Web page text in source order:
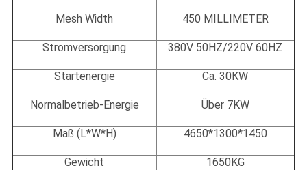
Mesh Width 450 MILLIMETER
Stromversorgung 380V 50HZ/220V 60HZ
Startenergie Ca. 30KW
Normalbetrieb-Energie Über 7KW
Maß (L*W*H) 4650*1300*1450
Gewicht 1650KG